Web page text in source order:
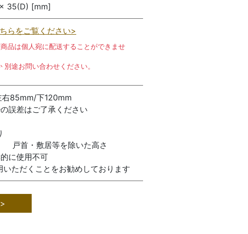
35(D) [mm]
らをご覧ください>
品は個人宛に配送することができませ
別途お問い合わせください。
85mm/下120mm
誤差はご了承ください
戸首・敷居等を除いた高さ
に使用不可
いただくことをお勧めしております